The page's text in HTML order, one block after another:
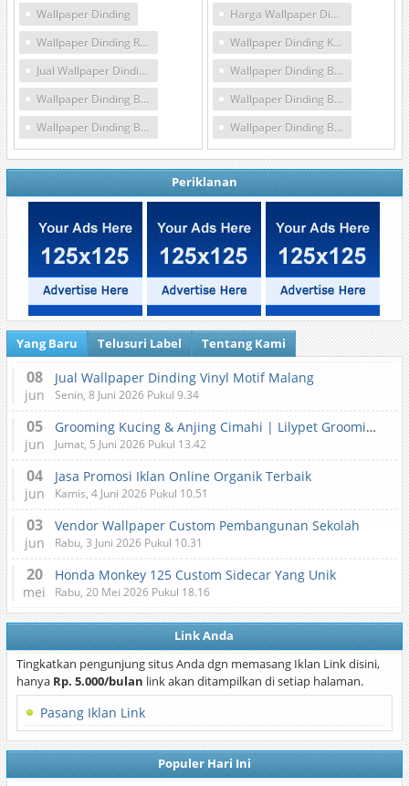
Wallpaper Dinding
Wallpaper Dinding Rumah
Jual Wallpaper Dinding Motif Bunga
Wallpaper Dinding Bunga Mawar
Wallpaper Dinding Bunga Sakura
Harga Wallpaper Dinding Bunga Sakura
Wallpaper Dinding Kamar Tidur Motif Bunga
Wallpaper Dinding Bunga Hitam Putih
Wallpaper Dinding Bunga Bunga
Wallpaper Dinding Bunga Pink
Periklanan
Yang Baru Telusuri Label Tentang Kami
08
jun
Jual Wallpaper Dinding Vinyl Motif Malang
Senin, 8 Juni 2026 Pukul 9.34
05
jun
Grooming Kucing & Anjing Cimahi | Lilypet Grooming & Pet Hotel
Jumat, 5 Juni 2026 Pukul 13.42
04
jun
Jasa Promosi Iklan Online Organik Terbaik
Kamis, 4 Juni 2026 Pukul 10.51
03
jun
Vendor Wallpaper Custom Pembangunan Sekolah
Rabu, 3 Juni 2026 Pukul 10.31
20
mei
Honda Monkey 125 Custom Sidecar Yang Unik
Rabu, 20 Mei 2026 Pukul 18.16
Link Anda
Tingkatkan pengunjung situs Anda dgn memasang Iklan Link disini,
hanya Rp. 5.000/bulan link akan ditampilkan di setiap halaman.
Pasang Iklan Link
Populer Hari Ini